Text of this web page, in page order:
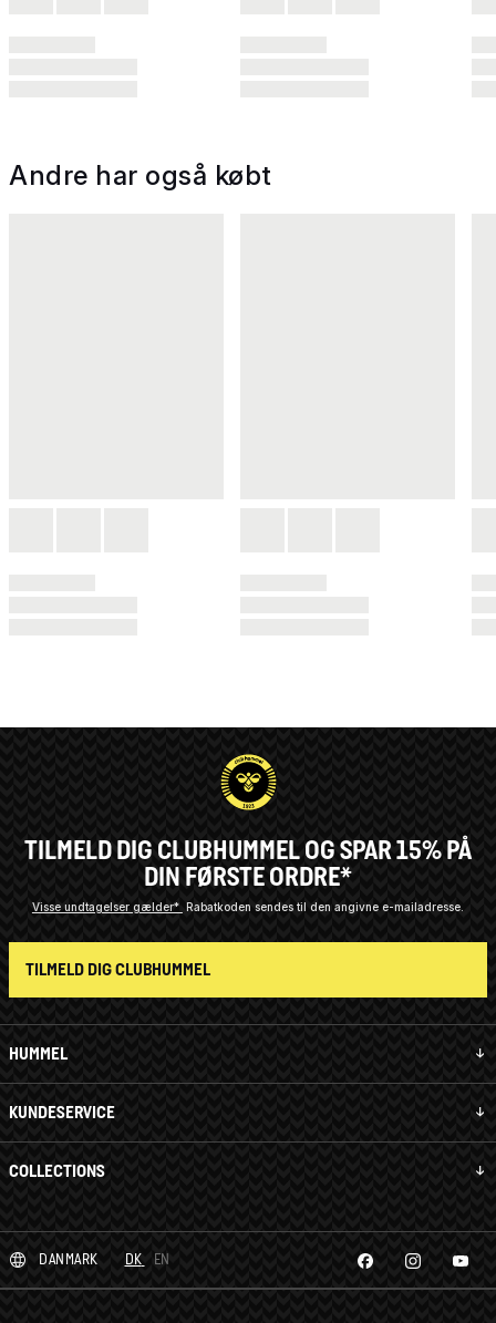
Andre har også købt
HUMMEL
KUNDESERVICE
COLLECTIONS
TILMELD DIG CLUBHUMMEL OG SPAR 15% PÅ
DIN FØRSTE ORDRE*
Visse undtagelser gælder* Rabatkoden sendes til den angivne e-mailadresse.
TILMELD DIG CLUBHUMMEL
DANMARK DK EN